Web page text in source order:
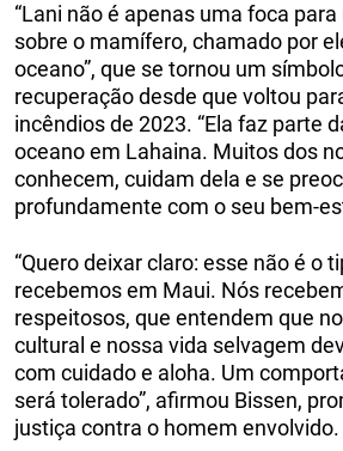
“Lani não é apenas uma foca para
sobre o mamífero, chamado por
oceano”, que se tornou um
recuperação desde que voltou
incêndios de 2023. “Ela faz parte
oceano em Lahaina. Muitos dos
conhecem, cuidam dela e se
profundamente com o seu bem-
“Quero deixar claro: esse não é o
recebemos em Maui. Nós
respeitosos, que entendem que
cultural e nossa vida selvagem
com cuidado e aloha. Um
será tolerado”, afirmou Bissen,
justiça contra o homem envolvido.